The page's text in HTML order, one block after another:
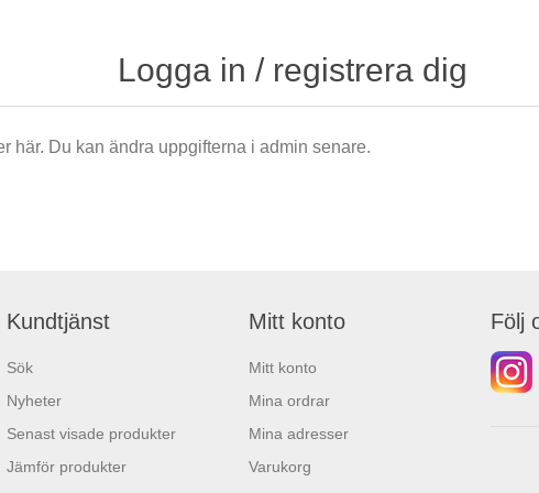
Logga in / registrera dig
här. Du kan ändra uppgifterna i admin senare.
Kundtjänst
Sök
Nyheter
Senast visade produkter
Jämför produkter
Mitt konto
Mitt konto
Mina ordrar
Mina adresser
Varukorg
Följ